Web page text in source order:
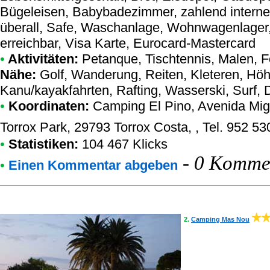
Bügeleisen, Babybadezimmer, zahlend
überall, Safe, Waschanlage,
erreichbar, Visa Karte, Eurocard-Mastercard
• Aktivitäten: Petanque, Tischtennis, Malen,
Nähe: Golf, Wanderung, Reiten, Kleteren,
Kanu/kayakfahrten, Rafting, Wasserski, Surf,
• Koordinaten: Camping El Pino, Avenida
Torrox Park, 29793 Torrox Costa, , Tel. 952
• Statistiken: 104 467 Klicks
• Einen Kommentar abgeben - 0
2. Camping Mas Nou